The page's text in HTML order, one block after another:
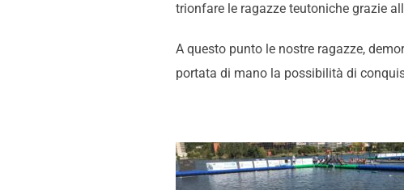
trionfare le ragazze teutoniche grazie
A questo punto le nostre ragazze,
portata di mano la possibilità di